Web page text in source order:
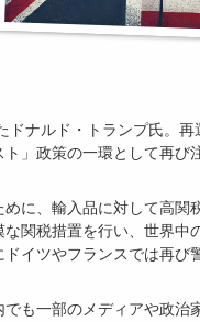
ナルド・トランプ氏。
」政策の一環として再び
に、輸入品に対して高関
関税措置を行い、世界中
イツやフランスでは再び
も一部のメディアや政治